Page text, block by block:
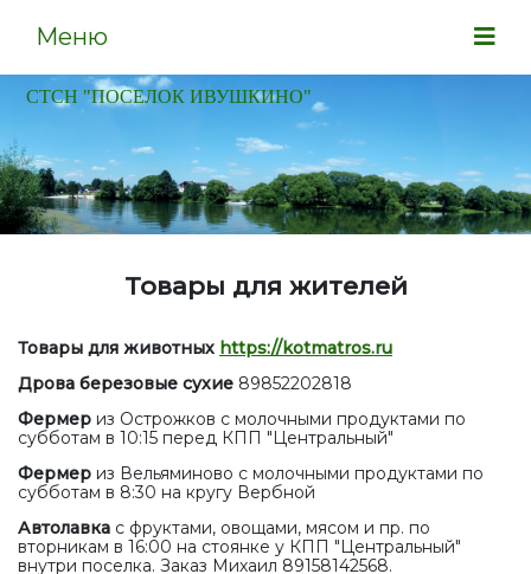
Меню
СТСН "ПОСЕЛОК ИВУШКИНО"
Товары для жителей
Товары для животных https://kotmatros.ru
Дрова березовые сухие 89852202818
Фермер из Острожков с молочными продуктами по
субботам в 10:15 перед КПП "Центральный"
Фермер из Вельяминово с молочными продуктами по
субботам в 8:30 на кругу Вербной
Автолавка с фруктами, овощами, мясом и пр. по
вторникам в 16:00 на стоянке у КПП "Центральный"
внутри поселка. Заказ Михаил 89158142568.